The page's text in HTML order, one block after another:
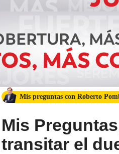
Mis preguntas con Roberto
Mis
transitar el